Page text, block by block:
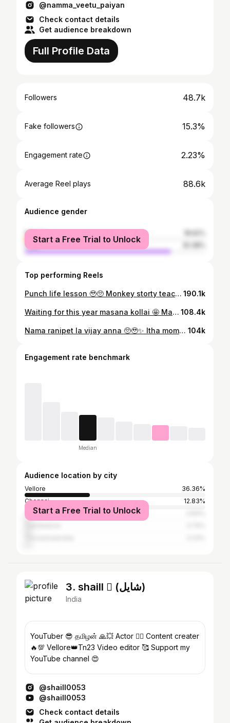
@namma_veetu_paiyan
Check contact details
Get audience breakdown
Full Profile Data
Followers 48.7k
Fake followers 15.3%
Engagement rate 2.23%
Average Reel plays 88.6k
Audience gender
female
male
Start a Free Trial to Unlock
Top performing Reels
Punch life lesson 🥹🥺 Monkey storty teaching lesson ✨ #Punchstory #punchstoryintamil #monkeystorytamil 190.1k
Waiting for this year masana kollai 🤩 Marakama yalarum itha masana kollai vathuruga guys vera level irukum ! #Arcotmasanakollai #masanakollai #arcotmasanakollaiinhometowm 108.4k
Nama ranipet la vijay anna 🥺🥹✨ Itha moment yennoda life la marama mudiyathu guys 🥹✨ #Vijayannainvellore #thalapathivijay #vellorecity❤️ 104k
Engagement rate benchmark
Median
Audience location by city
Vellore
36.36%
Chennai
12.83%
Tiruvallur
Start a Free Trial to Unlock
3. shaill  (شايل)
India
YouTuber 😎 தமிழன் 🙏💥 Actor ❤️‍🔥 Content creater
🔥💯 Vellore👑Tn23 Video editor 🥰 Support my
YouTube channel 😍
@shaill0053
@shaill0053
Check contact details